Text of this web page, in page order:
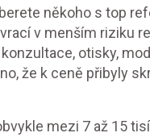
někoho s top
v menším riziku
otisky,
že k ceně přibyly
mezi 7 až 15